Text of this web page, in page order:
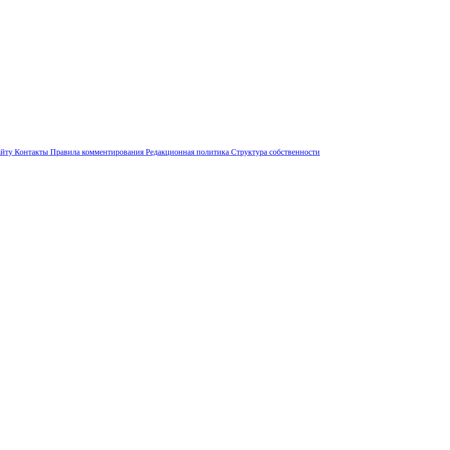
Контакты Правила комментирования Редакционная политика Структура собственности